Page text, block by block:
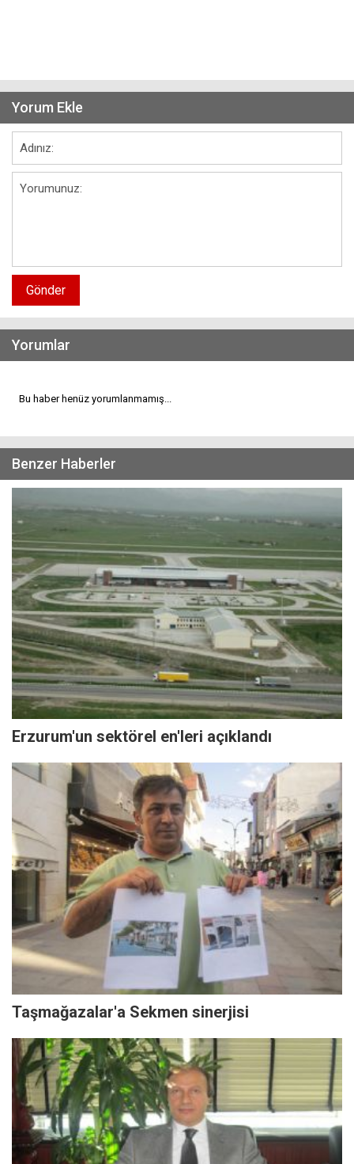
Yorum Ekle
Gönder
Yorumlar
Bu haber henüz yorumlanmamış...
Benzer Haberler
Erzurum'un sektörel en'leri açıklandı
Taşmağazalar'a Sekmen sinerjisi